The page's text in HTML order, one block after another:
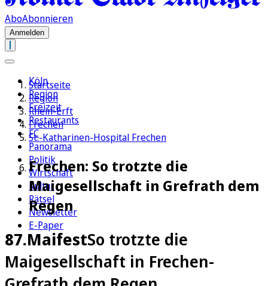
AboAbonnieren
Anmelden
Köln
Region
Freizeit
Restaurants
FC
Panorama
Politik
Wirtschaft
Kultur
Rätsel
Newsletter
E-Paper
Startseite
Region
Rhein-Erft
Frechen
St.-Katharinen-Hospital Frechen
Frechen: So trotzte die
Maigesellschaft in Grefrath dem
Regen
87.MaifestSo trotzte die
Maigesellschaft in Frechen-